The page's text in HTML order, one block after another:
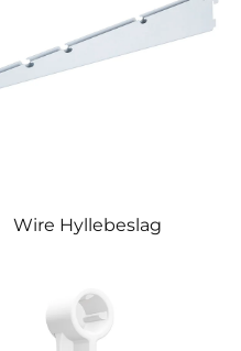
Wire Hyllebeslag